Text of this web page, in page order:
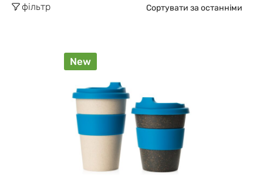
Сортувати за останніми
фільтр
New